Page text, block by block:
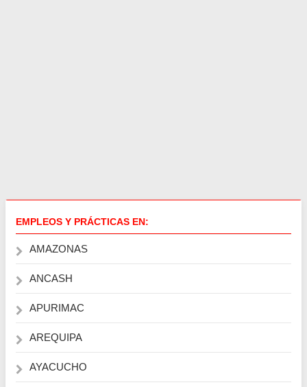
EMPLEOS Y PRÁCTICAS EN:
AMAZONAS
ANCASH
APURIMAC
AREQUIPA
AYACUCHO